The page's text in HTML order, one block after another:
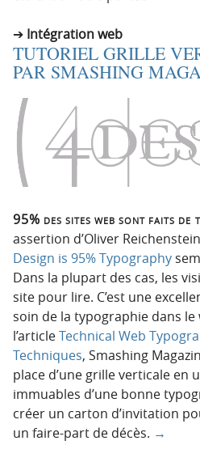
Intégration web
TUTORIEL GRILLE
PAR SMASHING
95% des sites web sont faits de
assertion d’Oliver
Design is 95% Typography
Dans la plupart des cas, les
site pour lire. C’est une
soin de la typographie dans le
l’articleTechnical Web
Techniques, Smashing
place d’une grille verticale en
immuables d’une bonne
créer un carton d’invitation
un faire-part de décès. →